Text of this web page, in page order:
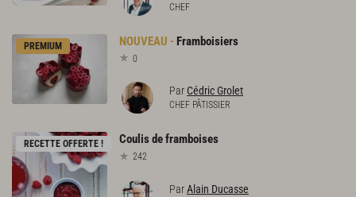
CHEF
PREMIUM Framboisiers
0
Par Cédric Grolet
CHEF PÂTISSIER
RECETTE OFFERTE ! Coulisdeframboises
242
ParAlain Ducasse